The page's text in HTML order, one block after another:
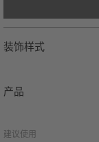
装饰样式
产品
建议使用